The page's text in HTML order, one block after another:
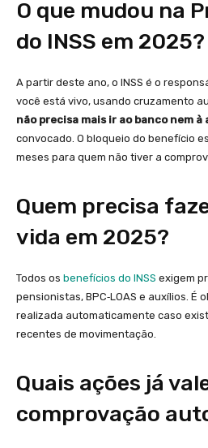
O que mudou na
do INSS em 2025?
A partir deste ano, o INSS é o
você está vivo, usando cruzamento
não precisa mais ir ao banco nem à
convocado. O bloqueio do benefício
meses para quem não tiver a
Quem precisa
vida em 2025?
Todos os benefícios do INSS exigem
pensionistas, BPC‑LOAS e auxílios. É
realizada automaticamente caso
recentes de movimentação.
Quais ações já
comprovação